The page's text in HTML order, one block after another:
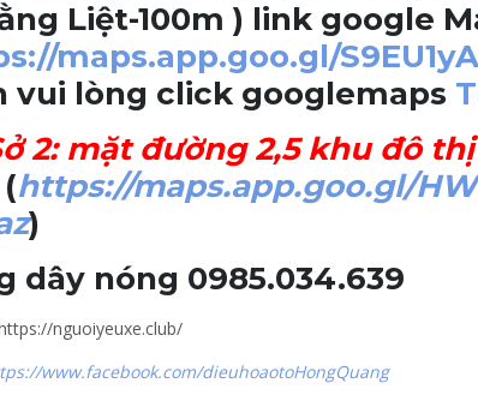
Liệt-100m ) link google
maps.app.goo.gl/
vui lòng click googlemaps
2: mặt đường 2,5 khu đô
https://maps.app.goo.gl/
)
dây nóng 0985.034.639
nguoiyeuxe.club/
www.facebook.com/dieuhoaotoHongQuang